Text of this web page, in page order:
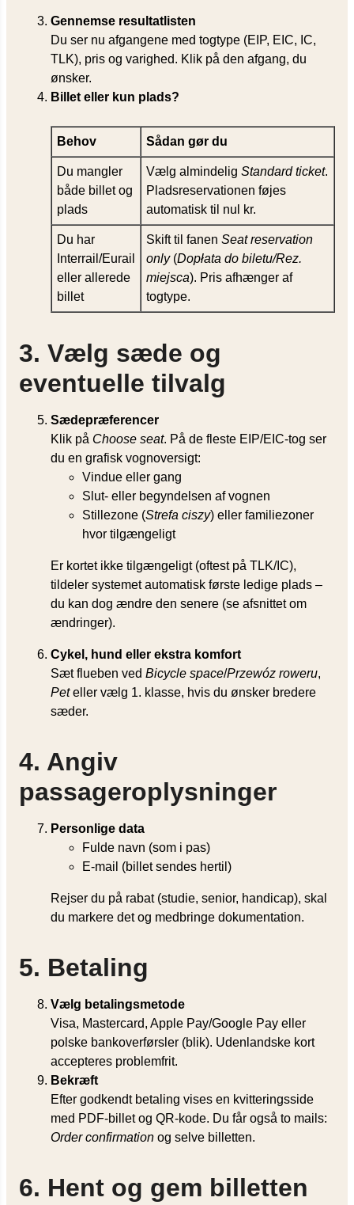
Gennemse resultatlisten
Du ser nu afgangene med togtype (EIP, EIC, IC,
TLK), pris og varighed. Klik på den afgang, du
ønsker.
Billet eller kun plads?
Behov Sådan gør du
Du mangler
både billet og
plads
Vælg almindelig Standard ticket.
Pladsreservationen føjes
automatisk til nul kr.
Du har
Interrail/Eurail
eller allerede
billet
Skift til fanen Seat reservation
only(Dopłata do biletu/Rez.
miejsca). Pris afhænger af
togtype.
3. Vælg sæde og
eventuelle tilvalg
Sædepræferencer
Klik på Choose seat. På de fleste EIP/EIC-tog ser
du en grafisk vognoversigt:
Vindue eller gang
Slut- eller begyndelsen af vognen
Stillezone (Strefa ciszy) eller familiezoner
hvor tilgængeligt
Er kortet ikke tilgængeligt (oftest på TLK/IC),
tildeler systemet automatisk første ledige plads –
du kan dog ændre den senere (se afsnittet om
ændringer).
Cykel, hund eller ekstra komfort
Sæt flueben ved Bicycle space/Przewóz roweru,
Peteller vælg 1. klasse, hvis du ønsker bredere
sæder.
4. Angiv
passageroplysninger
Personlige data
Fulde navn (som i pas)
E-mail (billet sendes hertil)
Rejser du på rabat (studie, senior, handicap), skal
du markere det og medbringe dokumentation.
5. Betaling
Vælg betalingsmetode
Visa, Mastercard, Apple Pay/Google Pay eller
polske bankoverførsler (blik). Udenlandske kort
accepteres problemfrit.
Bekræft
Efter godkendt betaling vises en kvitteringsside
med PDF-billet og QR-kode. Du får også to mails:
Order confirmation og selve billetten.
6. Hent og gem billetten